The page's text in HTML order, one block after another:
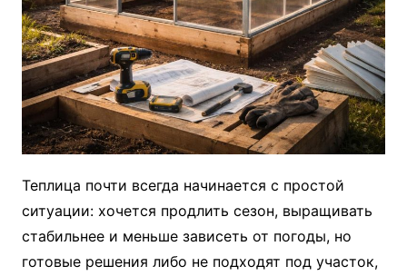
Теплица почти всегда начинается с простой
ситуации: хочется продлить сезон, выращивать
стабильнее и меньше зависеть от погоды, но
готовые решения либо не подходят под участок,